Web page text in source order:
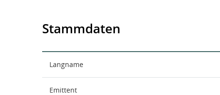
Stammdaten
Langname
Emittent